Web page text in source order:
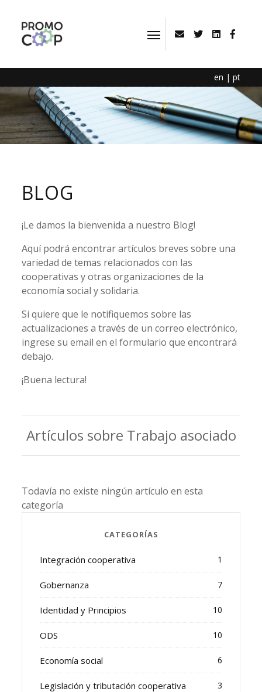
en | pt
BLOG
¡Le damos la bienvenida a nuestro Blog!
Aquí podrá encontrar artículos breves sobre una
variedad de temas relacionados con las
cooperativas y otras organizaciones de la
economía social y solidaria.
Si quiere que le notifiquemos sobre las
actualizaciones a través de un correo electrónico,
ingrese su email en el formulario que encontrará
debajo.
¡Buena lectura!
Artículos sobre Trabajo asociado
Todavía no existe ningún artículo en esta
categoría
CATEGORÍAS
Integración cooperativa 1
Gobernanza 7
Identidad y Principios 10
ODS 10
Economía social 6
Legislación y tributación cooperativa 3